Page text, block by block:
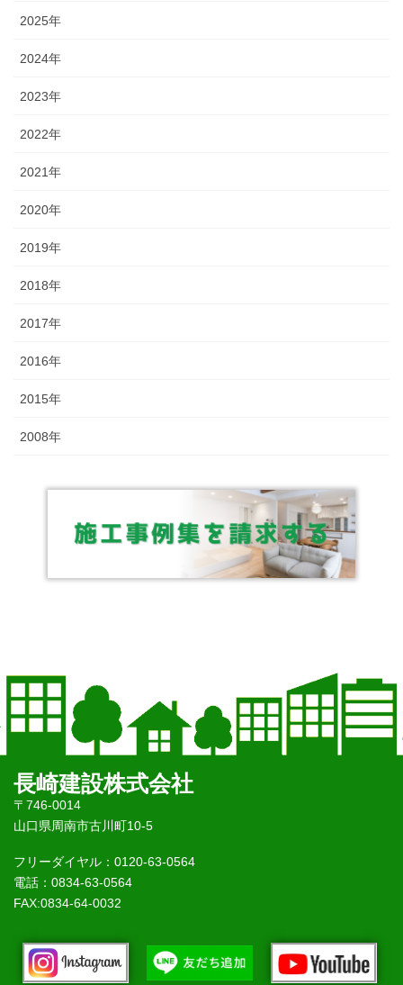
2025年
2024年
2023年
2022年
2021年
2020年
2019年
2018年
2017年
2016年
2015年
2008年
長崎建設株式会社
〒746-0014
山口県周南市古川町10-5
フリーダイヤル：0120-63-0564
電話：0834-63-0564
FAX:0834-64-0032